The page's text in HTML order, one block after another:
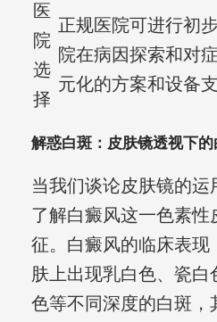
医
院
选
择
正规医院可进行初
院在病因探索和对
元化的方案和设备支
解惑白斑：皮肤镜透视下
当我们谈论皮肤镜的运
了解白癜风这一色素性
征。白癜风的临床表现
肤上出现乳白色、瓷白
色等不同深度的白斑，